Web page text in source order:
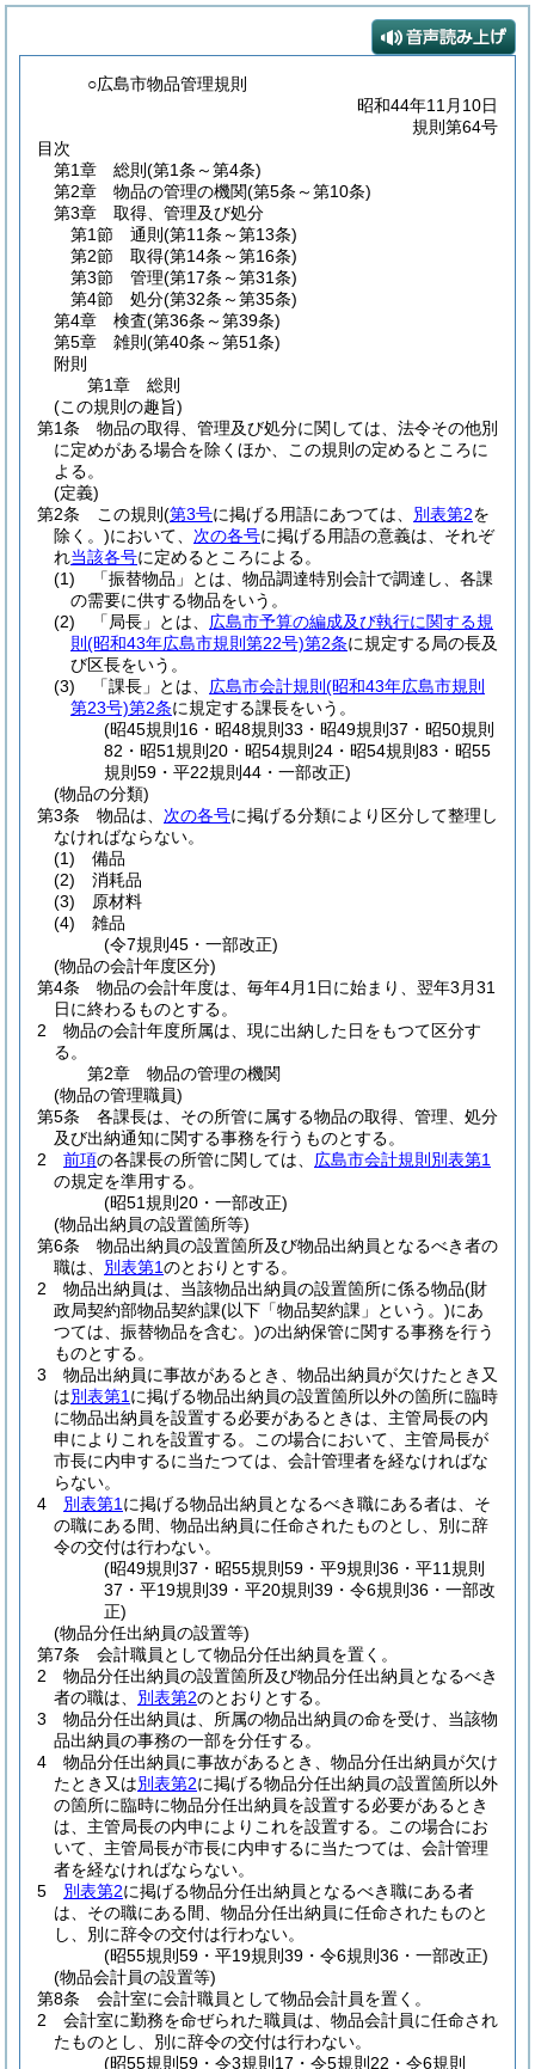
○広島市物品管理規則
昭和44年11月10日
規則第64号
目次
第1章
総則 (第1条～第4条)
第2章
物品の管理の機関(第5条～第10条)
第3章
取得、管理及び処分
第1節
通則 (第11条～第13条)
第2節
取得(第14条～第16条)
第3節
管理(第17条～第31条)
第4節
処分(第32条～第35条)
第4章
検査(第36条～第39条)
第5章
雑則 (第40条～第51条)
附則
第1章
総則
(この規則の趣旨)
第1条
物品の取得、管理及び処分に関しては、法令その他別
に定めがある場合を除くほか、この規則の定めるところに
よる。
(定義)
第2条
この規則 (第3号に掲げる用語にあつては、 別表第2を
除く。)において、 次の各号に掲げる用語の意義は、それぞ
れ当該各号に定めるところによる。
(1)
「振替物品」とは、物品調達特別会計で調達し、各課
の需要に供する物品をいう。
(2)
「局長」とは、 広島市予算の編成及び執行に関する規
則 (昭和43年広島市規則第22号)第2条に規定する局の長及
び区長をいう。
(3)
「課長」とは、 広島市会計規則 (昭和43年広島市規則
第23号)第2条に規定する課長をいう。
(昭45規則16・昭48規則33・昭49規則37・昭50規則
82・昭51規則20・昭54規則24・昭54規則83・昭55
規則59・平22規則44・一部改正)
(物品の分類)
第3条
物品は、 次の各号に掲げる分類により区分して整理し
なければならない。
(1)
備品
(2)
消耗品
(3)
原材料
(4)
雑品
(令7規則45・一部改正)
(物品の会計年度区分)
第4条
物品の会計年度は、毎年4月1日に始まり、翌年3月31
日に終わるものとする。
2
物品の会計年度所属は、現に出納した日をもつて区分す
る。
第2章
物品の管理の機関
(物品の管理職員)
第5条
各課長は、その所管に属する物品の取得、管理、処分
及び出納通知に関する事務を行うものとする。
2
前項の各課長の所管に関しては、 広島市会計規則別表第1
の規定を準用する。
(昭51規則20・一部改正)
(物品出納員の設置箇所等)
第6条
物品出納員の設置箇所及び物品出納員となるべき者の
職は、 別表第1のとおりとする。
2
物品出納員は、当該物品出納員の設置箇所に係る物品(財
政局契約部物品契約課(以下「物品契約課」という。)にあ
つては、振替物品を含む。)の出納保管に関する事務を行う
ものとする。
3
物品出納員に事故があるとき、物品出納員が欠けたとき又
は別表第1 に掲げる物品出納員の設置箇所以外の箇所に臨時
に物品出納員を設置する必要があるときは、主管局長の内
申によりこれを設置する。
この場合において、主管局長が
市長に内申するに当たつては、会計管理者を経なければな
らない。
4
別表第1 に掲げる物品出納員となるべき職にある者は、そ
の職にある間、物品出納員に任命されたものとし、別に辞
令の交付は行わない。
(昭49規則37・昭55規則59・平9規則36・平11規則
37・平19規則39・平20規則39・令6規則36・一部改
正)
(物品分任出納員の設置等)
第7条
会計職員として物品分任出納員を置く。
2
物品分任出納員の設置箇所及び物品分任出納員となるべき
者の職は、 別表第2のとおりとする。
3
物品分任出納員は、所属の物品出納員の命を受け、当該物
品出納員の事務の一部を分任する。
4
物品分任出納員に事故があるとき、物品分任出納員が欠け
たとき又は別表第2に掲げる物品分任出納員の設置箇所以外
の箇所に臨時に物品分任出納員を設置する必要があるとき
は、主管局長の内申によりこれを設置する。
この場合にお
いて、主管局長が市長に内申するに当たつては、会計管理
者を経なければならない。
5
別表第2に掲げる物品分任出納員となるべき職にある者
は、その職にある間、物品分任出納員に任命されたものと
し、別に辞令の交付は行わない。
(昭55規則59・平19規則39・令6規則36・一部改正)
(物品会計員の設置等)
第8条
会計室に会計職員として物品会計員を置く。
2
会計室に勤務を命ぜられた職員は、物品会計員に任命され
たものとし、別に辞令の交付は行わない。
(昭55規則59・令3規則17・令5規則22・令6規則